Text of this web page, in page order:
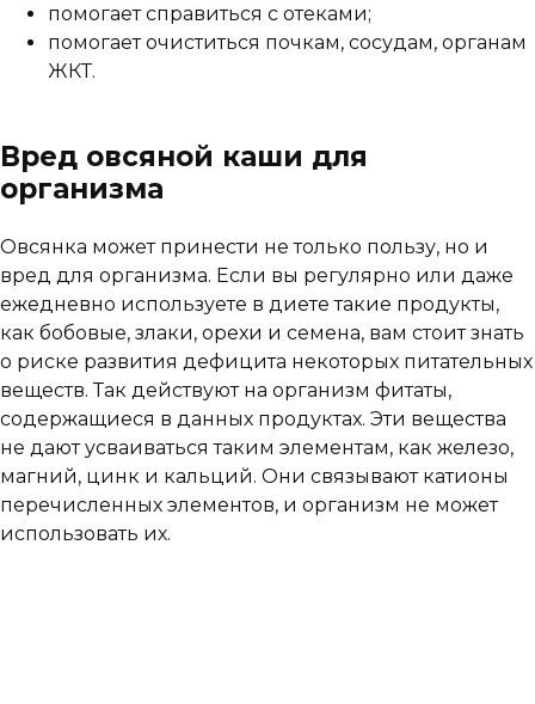
помогает справиться с отеками;
помогает очиститься почкам, сосудам, органам
ЖКТ.
Вред овсяной каши для
организма
Овсянка может принести не только пользу, но и
вред для организма. Если вы регулярно или даже
ежедневно используете в диете такие продукты,
как бобовые, злаки, орехи и семена, вам стоит знать
о риске развития дефицита некоторых питательных
веществ. Так действуют на организм фитаты,
содержащиеся в данных продуктах. Эти вещества
не дают усваиваться таким элементам, как железо,
магний, цинк и кальций. Они связывают катионы
перечисленных элементов, и организм не может
использовать их.